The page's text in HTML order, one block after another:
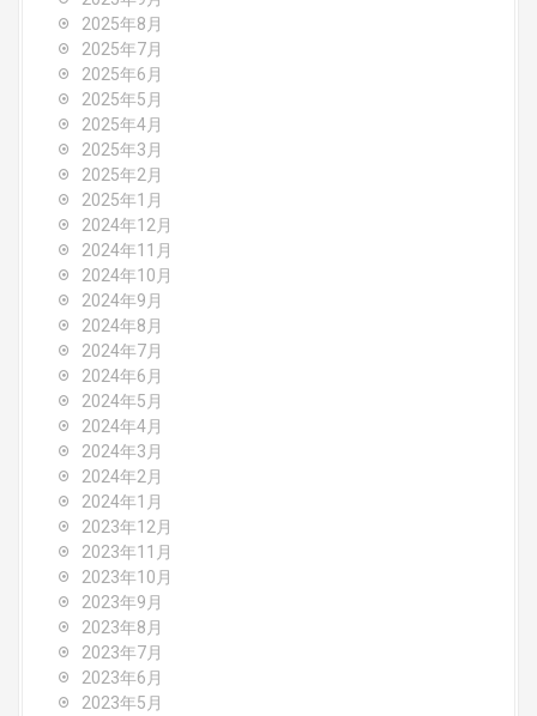
2025年8月
2025年7月
2025年6月
2025年5月
2025年4月
2025年3月
2025年2月
2025年1月
2024年12月
2024年11月
2024年10月
2024年9月
2024年8月
2024年7月
2024年6月
2024年5月
2024年4月
2024年3月
2024年2月
2024年1月
2023年12月
2023年11月
2023年10月
2023年9月
2023年8月
2023年7月
2023年6月
2023年5月